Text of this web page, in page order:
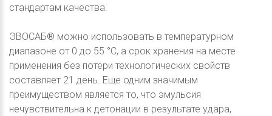
стандартам качества.
ЭВОСАБ® можно использовать в температурном
диапазоне от 0 до 55 °C, а срок хранения на месте
применения без потери технологических свойств
составляет 21 день. Еще одним значимым
преимуществом является то, что эмульсия
нечувствительна к детонации в результате удара,